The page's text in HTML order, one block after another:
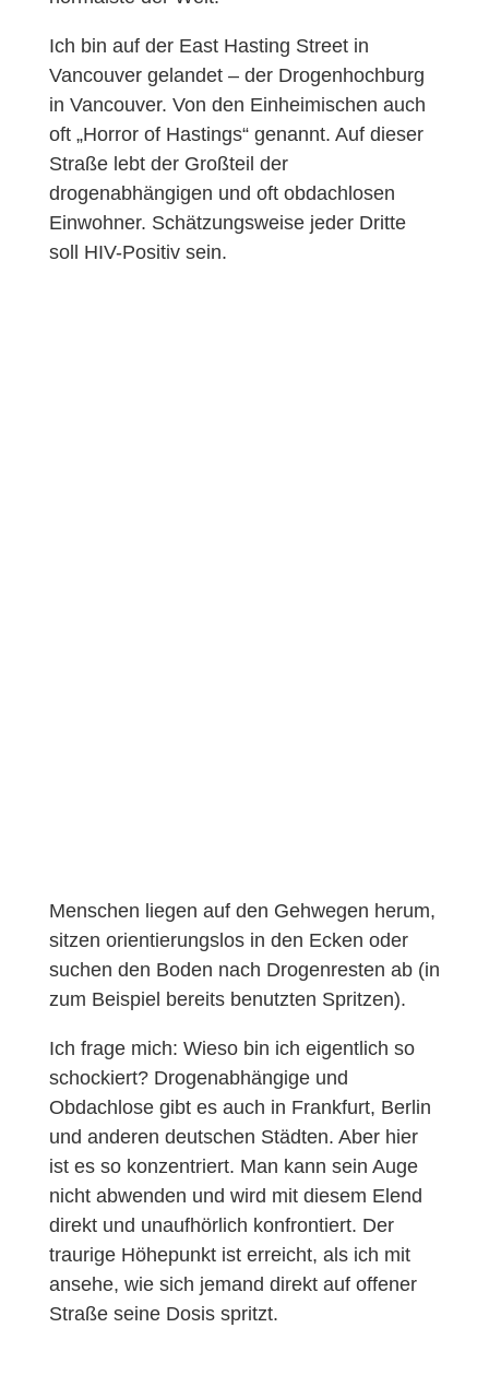
Ich bin auf der East Hasting Street in
Vancouver gelandet – der Drogenhochburg
in Vancouver. Von den Einheimischen auch
oft „Horror of Hastings“ genannt. Auf dieser
Straße lebt der Großteil der
drogenabhängigen und oft obdachlosen
Einwohner. Schätzungsweise jeder Dritte
soll HIV-Positiv sein.
Menschen liegen auf den Gehwegen herum,
sitzen orientierungslos in den Ecken oder
suchen den Boden nach Drogenresten ab (in
zum Beispiel bereits benutzten Spritzen).
Ich frage mich: Wieso bin ich eigentlich so
schockiert? Drogenabhängige und
Obdachlose gibt es auch in Frankfurt, Berlin
und anderen deutschen Städten. Aber hier
ist es so konzentriert. Man kann sein Auge
nicht abwenden und wird mit diesem Elend
direkt und unaufhörlich konfrontiert. Der
traurige Höhepunkt ist erreicht, als ich mit
ansehe, wie sich jemand direkt auf offener
Straße seine Dosis spritzt.